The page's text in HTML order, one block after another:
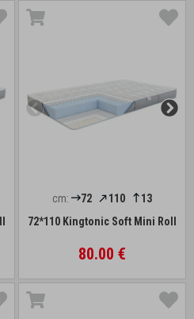
cm: 72 110
13
72*110 Kingtonic Soft Mini Roll
80.00 €